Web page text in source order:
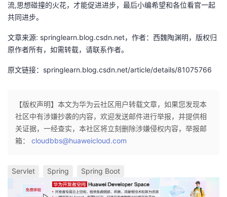
流,思想碰撞的火花，才能促进进步，最后小编希望和各位看官一起
共同进步。
文章来源: springlearn.blog.csdn.net，作者：西魏陶渊明，版权归
原作者所有，如需转载，请联系作者。
原文链接：springlearn.blog.csdn.net/article/details/81075766
【版权声明】本文为华为云社区用户转载文章，如果您发现本
社区中有涉嫌抄袭的内容，欢迎发送邮件进行举报，并提供相
关证据，一经查实，本社区将立刻删除涉嫌侵权内容，举报邮
箱： cloudbbs@huaweicloud.com
Servlet Spring Spring Boot